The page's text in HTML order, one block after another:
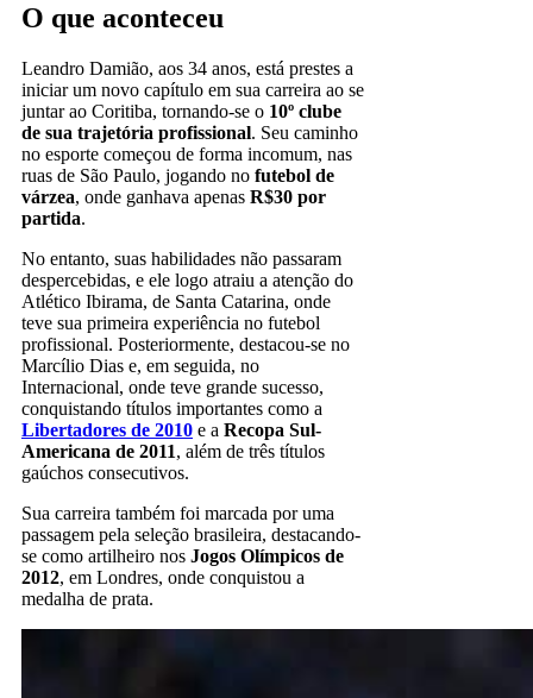
O que aconteceu
Leandro Damião, aos 34 anos, está prestes a
iniciar um novo capítulo em sua carreira ao se
juntar ao Coritiba, tornando-se o 10º clube
de sua trajetória profissional. Seu caminho
no esporte começou de forma incomum, nas
ruas de São Paulo, jogando no futebol de
várzea, onde ganhava apenas R$30 por
partida.
No entanto, suas habilidades não passaram
despercebidas, e ele logo atraiu a atenção do
Atlético Ibirama, de Santa Catarina, onde
teve sua primeira experiência no futebol
profissional. Posteriormente, destacou-se no
Marcílio Dias e, em seguida, no
Internacional, onde teve grande sucesso,
conquistando títulos importantes como a
Libertadores de 2010 e a Recopa Sul-
Americana de 2011, além de três títulos
gaúchos consecutivos.
Sua carreira também foi marcada por uma
passagem pela seleção brasileira, destacando-
se como artilheiro nos Jogos Olímpicos de
2012, em Londres, onde conquistou a
medalha de prata.